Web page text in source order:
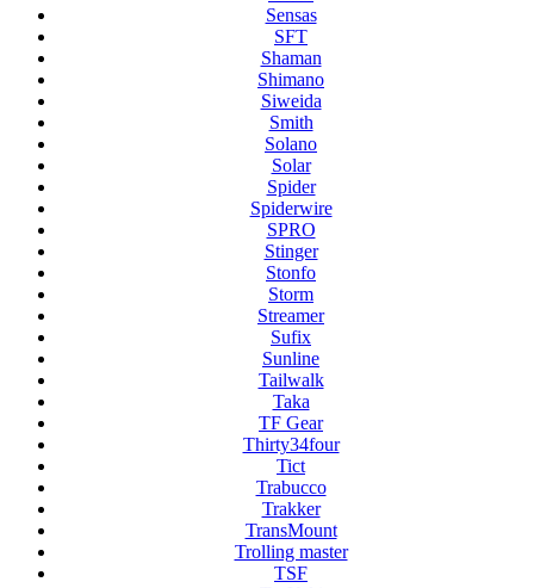
Sensas
SFT
Shaman
Shimano
Siweida
Smith
Solano
Solar
Spider
Spiderwire
SPRO
Stinger
Stonfo
Storm
Streamer
Sufix
Sunline
Tailwalk
Taka
TF Gear
Thirty34four
Tict
Trabucco
Trakker
TransMount
Trolling master
TSF